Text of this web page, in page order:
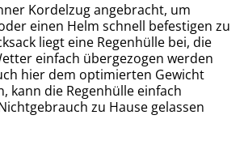
Kordelzug angebracht, um
einen Helm schnell befestigen zu
liegt eine Regenhülle bei, die
einfach übergezogen werden
hier dem optimierten Gewicht
kann die Regenhülle einfach
zu Hause gelassen